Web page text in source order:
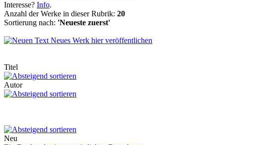
Interesse? Info.
Anzahl der Werke in dieser Rubrik: 20
Sortierung nach: 'Neueste zuerst'
Neues Werk hier veröffentlichen
Titel
Autor
Neu